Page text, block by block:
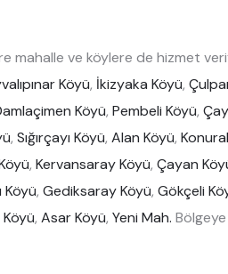
mahalle ve köylere de hizmet
Köyü, İkizyaka Köyü,
Köyü, Pembeli Köyü,
, Sığırçayı Köyü, Alan Köyü,
, Kervansaray Köyü, Çayan
Köyü, Gediksaray Köyü, Gökçeli
, Asar Köyü, Yeni Mah.